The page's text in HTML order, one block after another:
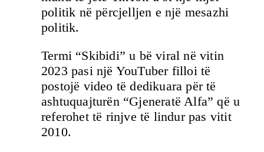
politik në përcjelljen e një mesazhi
politik.
Termi “Skibidi” u bë viral në vitin
2023 pasi një YouTuber filloi të
postojë video të dedikuara për të
ashtuquajturën “Gjeneratë Alfa” që u
referohet të rinjve të lindur pas vitit
2010.